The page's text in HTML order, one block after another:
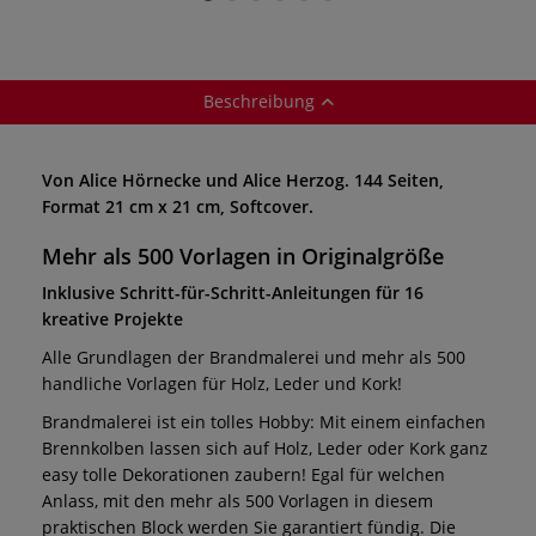
Beschreibung
Von Alice Hörnecke und Alice Herzog. 144 Seiten,
Format 21 cm x 21 cm, Softcover.
Mehr als 500 Vorlagen in Originalgröße
Inklusive Schritt-für-Schritt-Anleitungen für 16
kreative Projekte
Alle Grundlagen der Brandmalerei und mehr als 500
handliche Vorlagen für Holz, Leder und Kork!
Brandmalerei ist ein tolles Hobby: Mit einem einfachen
Brennkolben lassen sich auf Holz, Leder oder Kork ganz
easy tolle Dekorationen zaubern! Egal für welchen
Anlass, mit den mehr als 500 Vorlagen in diesem
praktischen Block werden Sie garantiert fündig. Die